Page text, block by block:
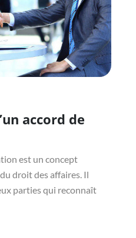
accord de
est un concept
droit des affaires. Il
parties qui reconnaît